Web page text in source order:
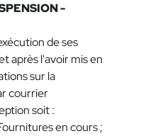
-
de ses
après l'avoir mis en
sur la
courrier
soit :
en cours ;